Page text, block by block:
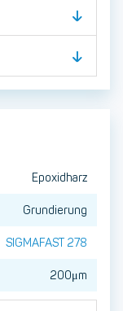
Epoxidharz
Grundierung
SIGMAFAST 278
200μm